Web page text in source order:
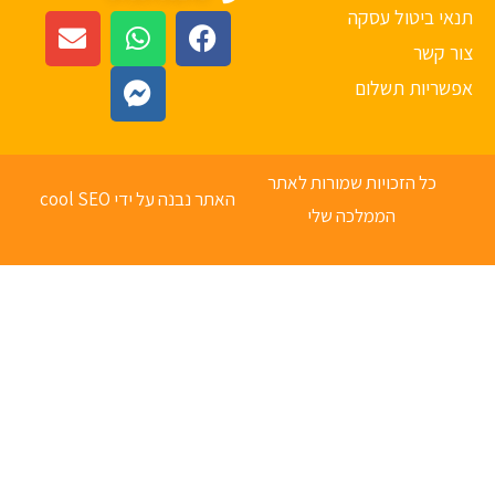
ביטול עסקה
קשר
תשלום
כל הזכויות שמורות לאתר
הממלכה שלי
האתר נבנה על ידי cool SEO